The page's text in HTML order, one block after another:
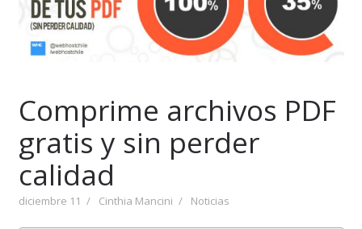
Comprime archivos PDF
gratis y sin perder
calidad
diciembre 11 Cinthia Mancini Noticias